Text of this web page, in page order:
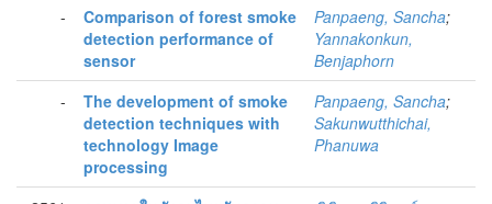
-
Comparison of forest smoke
detection performance of
sensor
Panpaeng, Sancha;
Yannakonkun,
Benjaphorn
-
The development of smoke
detection techniques with
technology Image
processing
Panpaeng, Sancha;
Sakunwutthichai,
Phanuwa